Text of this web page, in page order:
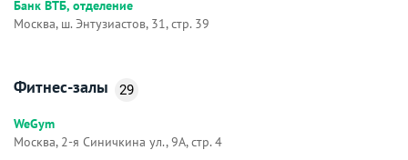
Банк ВТБ, отделение
Москва, ш. Энтузиастов, 31, стр. 39
Фитнес-залы 29
WeGym
Москва, 2-я Синичкина ул., 9А, стр. 4